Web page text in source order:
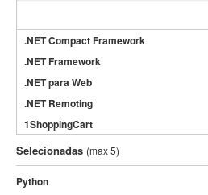
.NET Compact Framework
.NET Framework
.NET para Web
.NET Remoting
1ShoppingCart
3DS Max
3GSM
4D Dimension
Selecionadas (max 5)
Python